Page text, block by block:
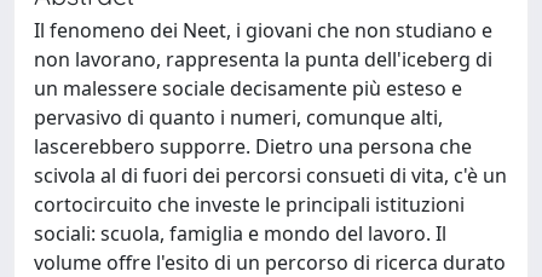
Il fenomeno dei Neet, i giovani che non studiano e
non lavorano, rappresenta la punta dell'iceberg di
un malessere sociale decisamente più esteso e
pervasivo di quanto i numeri, comunque alti,
lascerebbero supporre. Dietro una persona che
scivola al di fuori dei percorsi consueti di vita, c'è un
cortocircuito che investe le principali istituzioni
sociali: scuola, famiglia e mondo del lavoro. Il
volume offre l'esito di un percorso di ricerca durato